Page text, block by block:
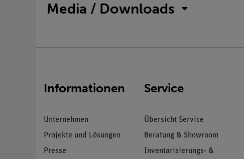
Media / Downloads
Informationen
Unternehmen
Projekte und Lösungen
Presse
Service
Übersicht Service
Beratung & Showroom
Inventarisierungs- &